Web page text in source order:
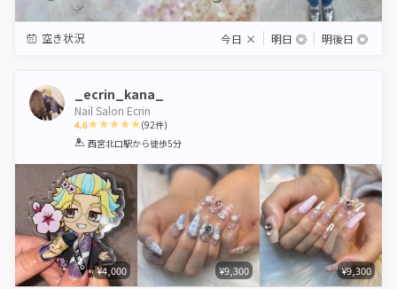
空き状況 今日 × 明日 ◎ 明後日 ◎
_ecrin_kana_
Nail Salon Ecrin
4.6
1 2 3 4 5
(92件)
西宮北口駅から徒歩5分
¥4,000 ¥9,300 ¥9,300